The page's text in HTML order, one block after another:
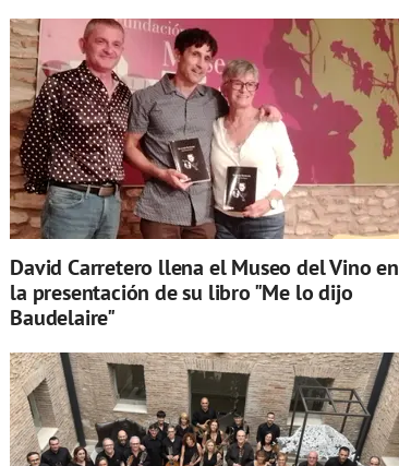
David Carretero llena el Museo del Vino en
la presentación de su libro "Me lo dijo
Baudelaire"